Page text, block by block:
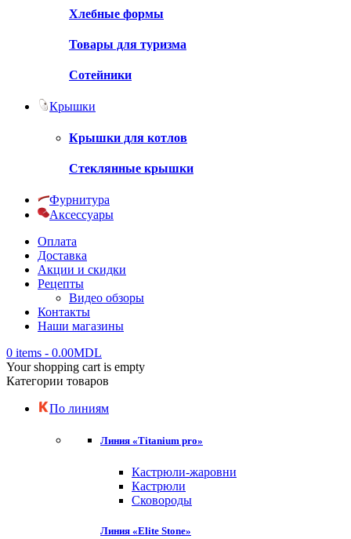
Хлебные формы
Товары для туризма
Сотейники
Крышки
Крышки для котлов
Стеклянные крышки
Фурнитура
Аксессуары
Оплата
Доставка
Акции и скидки
Рецепты
Видео обзоры
Контакты
Наши магазины
0 items - 0.00MDL
Your shopping cart is empty
Категории товаров
По линиям
Линия «Titanium pro»
Кастрюли-жаровни
Кастрюли
Сковороды
Линия «Elite Stone»